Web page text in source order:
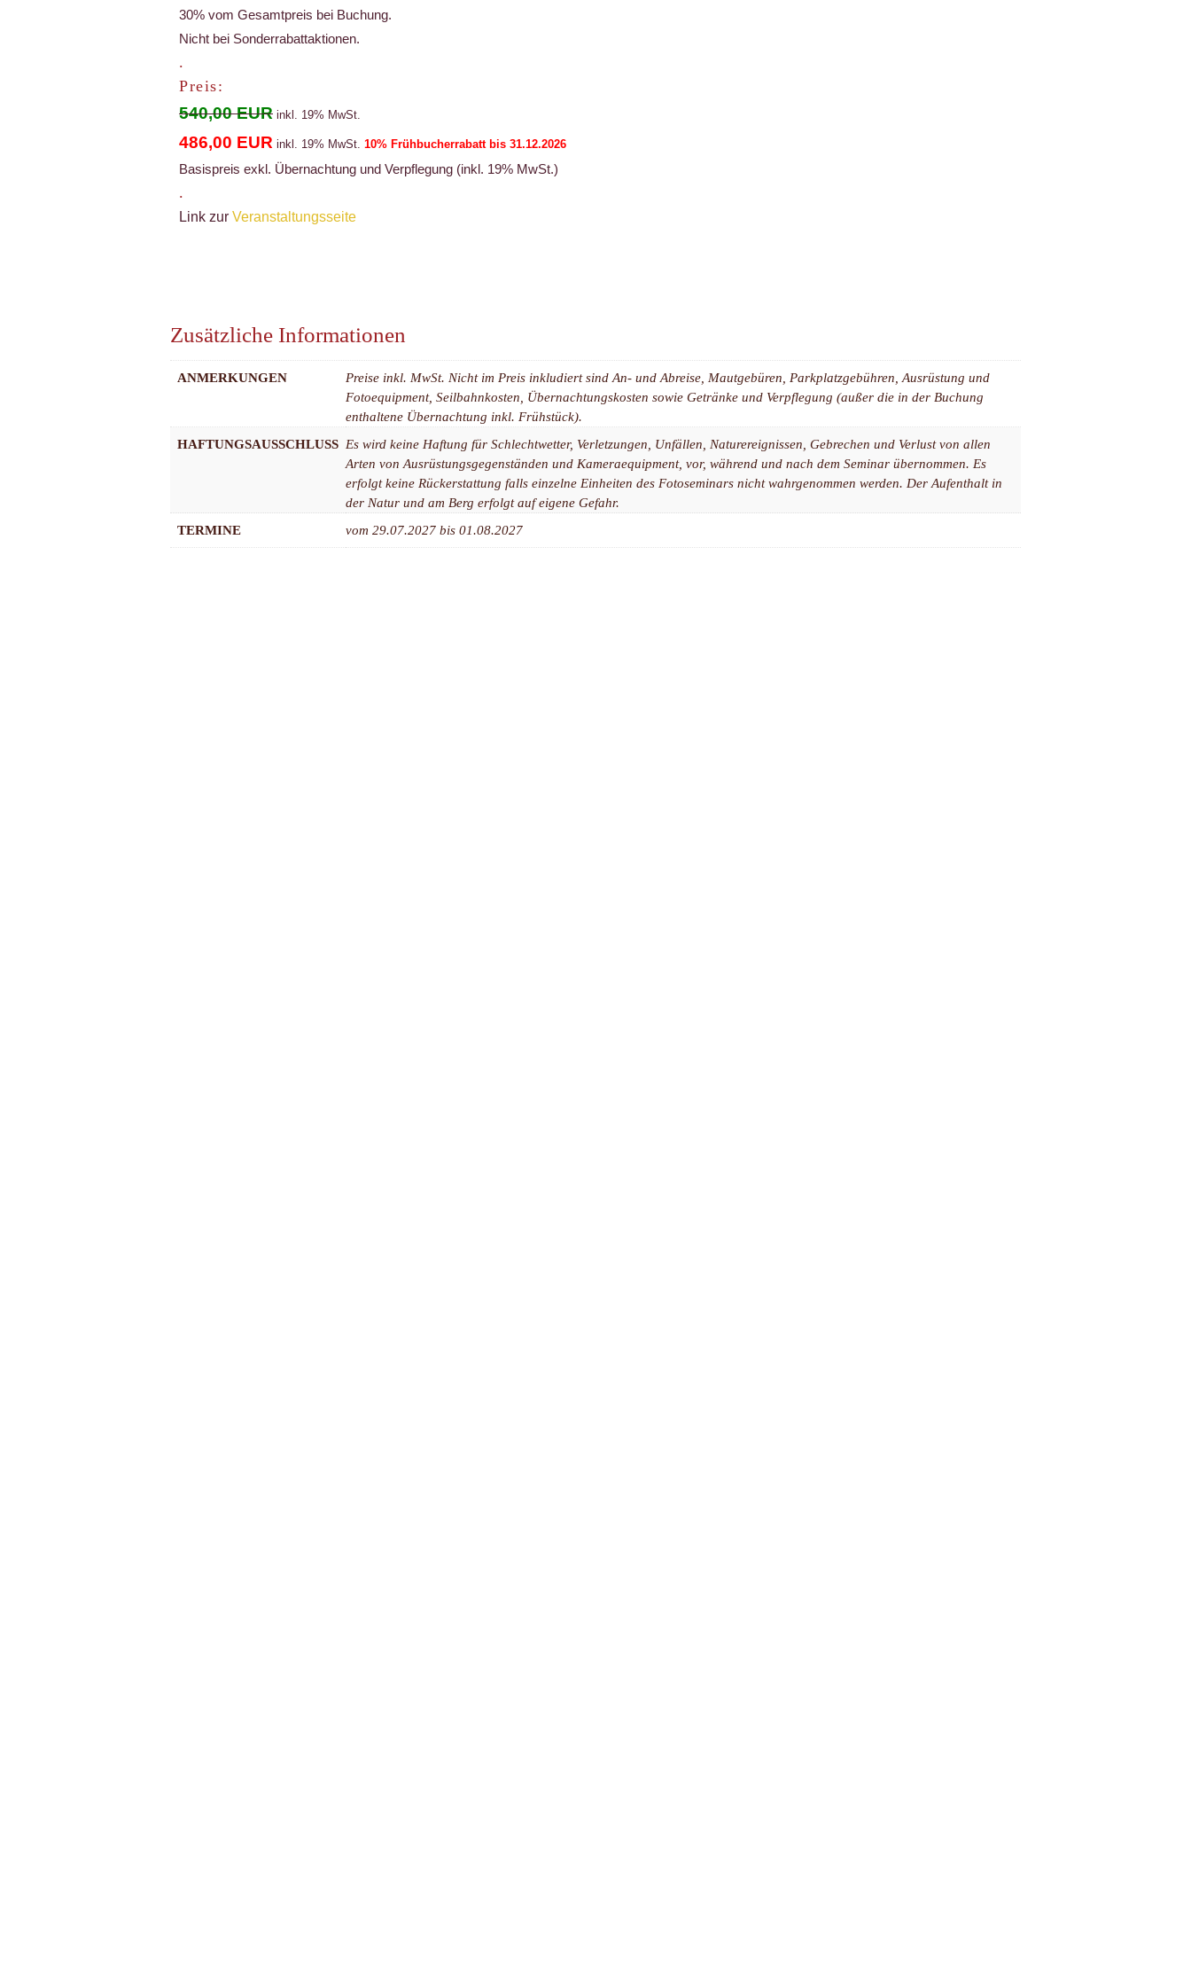
30% vom Gesamtpreis bei Buchung.
Nicht bei Sonderrabattaktionen.
.
Preis:
540,00 EUR inkl. 19% MwSt.
486,00 EUR inkl. 19% MwSt. 10% Frühbucherrabatt bis 31.12.2026
Basispreis exkl. Übernachtung und Verpflegung (inkl. 19% MwSt.)
.
Link zur Veranstaltungsseite
Zusätzliche Informationen
ANMERKUNGEN
Preise inkl. MwSt. Nicht im Preis inkludiert sind An- und Abreise, Mautgebüren, Parkplatzgebühren, Ausrüstung und
Fotoequipment, Seilbahnkosten, Übernachtungskosten sowie Getränke und Verpflegung (außer die in der Buchung
enthaltene Übernachtung inkl. Frühstück).
HAFTUNGSAUSSCHLUSS Es wird keine Haftung für Schlechtwetter, Verletzungen, Unfällen, Naturereignissen, Gebrechen und Verlust von allen
Arten von Ausrüstungsgegenständen und Kameraequipment, vor, während und nach dem Seminar übernommen. Es
erfolgt keine Rückerstattung falls einzelne Einheiten des Fotoseminars nicht wahrgenommen werden. Der Aufenthalt in
der Natur und am Berg erfolgt auf eigene Gefahr.
TERMINE
vom 29.07.2027 bis 01.08.2027